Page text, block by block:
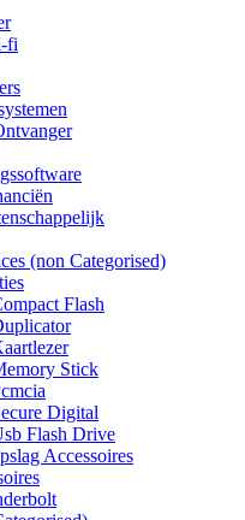
fi
(non Categorised)
Flash
Stick
Digital
Flash Drive
Accessoires